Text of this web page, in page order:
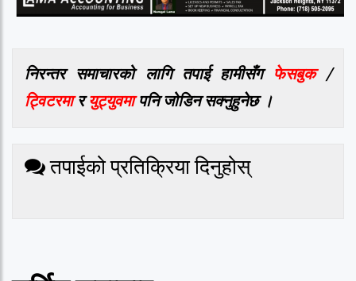
निरन्तर समाचारको लागि तपाई हामीसँग फेसबुक/
ट्विटरमारयुट्युवमापनि जोडिन सक्नुहुनेछ ।
तपाईको प्रतिक्रिया दिनुहोस्